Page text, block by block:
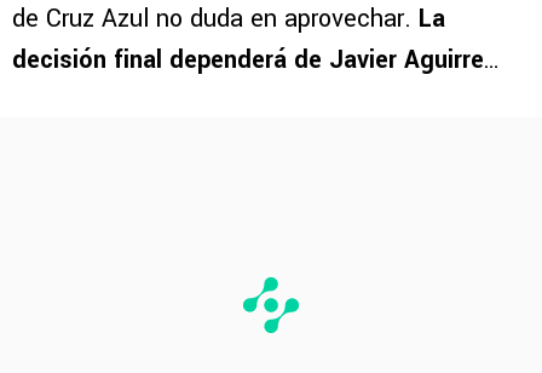
de Cruz Azul no duda en aprovechar. La
decisión final dependerá de Javier Aguirre…